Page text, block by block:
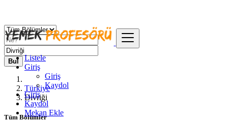
Listele
Giriş
Giriş
Kaydol
Giriş
Kaydol
Mekan Ekle
Bul
Türkiye
Divriği
Tüm Bölümler